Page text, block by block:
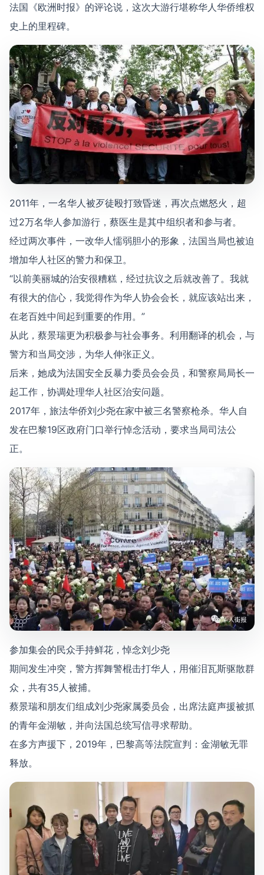
法国《欧洲时报》的评论说，这次大游行堪称华人华侨维权
史上的里程碑。
2011年，一名华人被歹徒殴打致昏迷，再次点燃怒火，超
过2万名华人参加游行，蔡医生是其中组织者和参与者。
经过两次事件，一改华人懦弱胆小的形象，法国当局也被迫
增加华人社区的警力和保卫。
“以前美丽城的治安很糟糕，经过抗议之后就改善了。我就
有很大的信心，我觉得作为华人协会会长，就应该站出来，
在老百姓中间起到重要的作用。”
从此，蔡景瑞更为积极参与社会事务。利用翻译的机会，与
警方和当局交涉，为华人伸张正义。
后来，她成为法国安全反暴力委员会会员，和警察局局长一
起工作，协调处理华人社区治安问题。
2017年，旅法华侨刘少尧在家中被三名警察枪杀。华人自
发在巴黎19区政府门口举行悼念活动，要求当局司法公
正。
参加集会的民众手持鲜花，悼念刘少尧
期间发生冲突，警方挥舞警棍击打华人，用催泪瓦斯驱散群
众，共有35人被捕。
蔡景瑞和朋友们组成刘少尧家属委员会，出席法庭声援被抓
的青年金湖敏，并向法国总统写信寻求帮助。
在多方声援下，2019年，巴黎高等法院宣判：金湖敏无罪
释放。